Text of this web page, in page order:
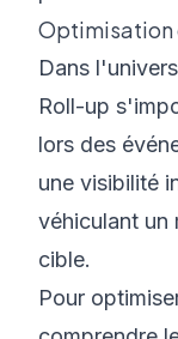
Optimisation
Dans
Roll-up
lors des
une visibilité
véhiculant un
cible.
Pour